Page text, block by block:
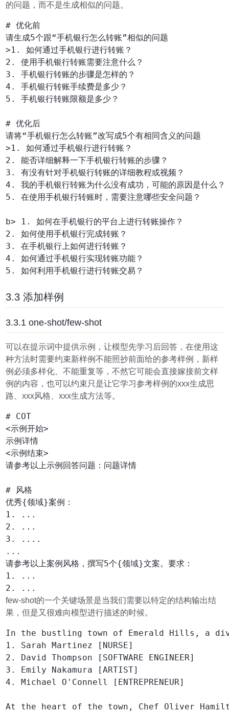
的问题，而不是生成相似的问题。
# 优化前
请生成5个跟“手机银行怎么转账”相似的问题
>1. 如何通过手机银行进行转账？
2. 使用手机银行转账需要注意什么？
3. 手机银行转账的步骤是怎样的？
4. 手机银行转账手续费是多少？
5. 手机银行转账限额是多少？
# 优化后
请将“手机银行怎么转账”改写成5个有相同含义的问题
>1. 如何通过手机银行进行转账？
2. 能否详细解释一下手机银行转账的步骤？
3. 有没有针对手机银行转账的详细教程或视频？
4. 我的手机银行转账为什么没有成功，可能的原因是什么？
5. 在使用手机银行转账时，需要注意哪些安全问题？
b> 1. 如何在手机银行的平台上进行转账操作？
2. 如何使用手机银行完成转账？
3. 在手机银行上如何进行转账？
4. 如何通过手机银行实现转账功能？
5. 如何利用手机银行进行转账交易？
3.3 添加样例
3.3.1 one-shot/few-shot
可以在提示词中提供示例，让模型先学习后回答，在使用这
种方法时需要约束新样例不能照抄前面给的参考样例，新样
例必须多样化、不能重复等，不然它可能会直接嫁接前文样
例的内容，也可以约束只是让它学习参考样例的xxx生成思
路、xxx风格、xxx生成方法等。
# COT
<示例开始>
示例详情
<示例结束>
请参考以上示例回答问题：问题详情
# 风格
优秀{领域}案例：
1. ...
2. ...
3. ....
...
请参考以上案例风格，撰写5个{领域}文案。要求：
1. ...
few-shot的一个关键场景是当我们需要以特定的结构输出结
果，但是又很难向模型进行描述的时候。
In the bustling town of Emerald Hills, a
1. Sarah Martinez [NURSE]
2. David Thompson [SOFTWARE ENGINEER]
3. Emily Nakamura [ARTIST]
4. Michael O'Connell [ENTREPRENEUR]
At the heart of the town, Chef Oliver